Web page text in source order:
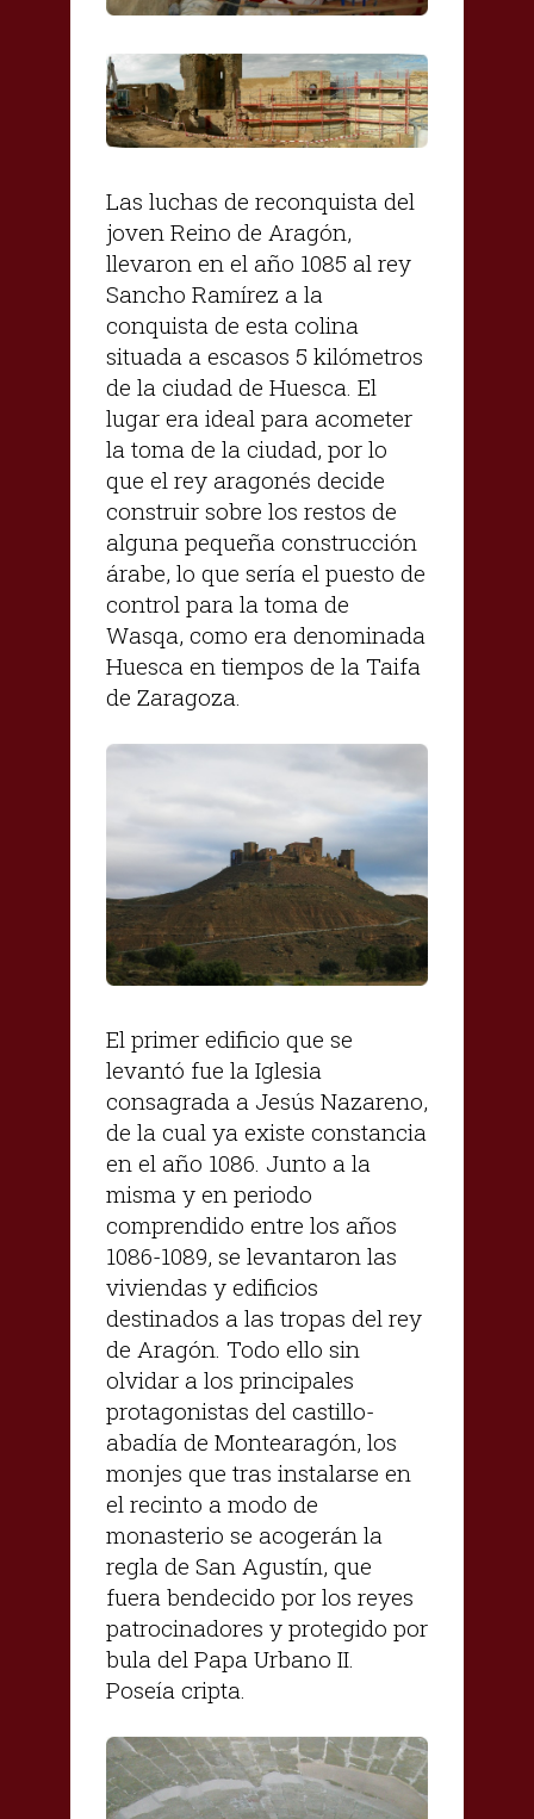
Las luchas de reconquista del
joven Reino de Aragón,
llevaron en el año 1085 al rey
Sancho Ramírez a la
conquista de esta colina
situada a escasos 5 kilómetros
de la ciudad de Huesca. El
lugar era ideal para acometer
la toma de la ciudad, por lo
que el rey aragonés decide
construir sobre los restos de
alguna pequeña construcción
árabe, lo que sería el puesto de
control para la toma de
Wasqa, como era denominada
Huesca en tiempos de la Taifa
de Zaragoza.
El primer edificio que se
levantó fue la Iglesia
consagrada a Jesús Nazareno,
de la cual ya existe constancia
en el año 1086. Junto a la
misma y en periodo
comprendido entre los años
1086-1089, se levantaron las
viviendas y edificios
destinados a las tropas del rey
de Aragón. Todo ello sin
olvidar a los principales
protagonistas del castillo-
abadía de Montearagón, los
monjes que tras instalarse en
el recinto a modo de
monasterio se acogerán la
regla de San Agustín, que
fuera bendecido por los reyes
patrocinadores y protegido por
bula del Papa Urbano II.
Poseía cripta.